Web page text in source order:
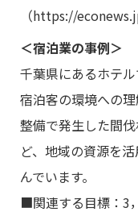
（https://
＜宿泊業の事例＞
千葉県にあるホテル
宿泊客の環境への
整備で発生した間
ど、地域の資源を
んでいます。
■関連する目標：3